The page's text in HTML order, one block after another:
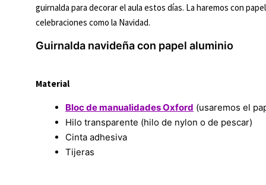
guirnalda para decorar el aula estos días. La haremos con
celebraciones como la Navidad.
Guirnalda navideña con papel aluminio
Material
Bloc de manualidades Oxford (usaremos el
Hilo transparente (hilo de nylon o de pescar)
Cinta adhesiva
Tijeras